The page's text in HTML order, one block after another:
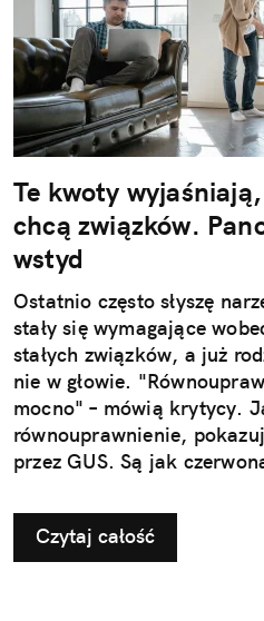
Te kwoty
chcą związków.
wstyd
Ostatnio często słyszę
stały się wymagające
stałych związków, a już
nie w głowie.
mocno" – mówią krytycy.
równouprawnienie,
przez GUS. Są jak
Czytaj całość